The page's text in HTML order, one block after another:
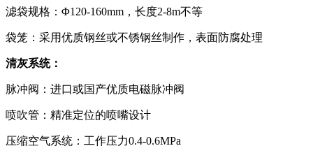
滤袋规格：Φ120-160mm，长度2-8m不等
袋笼：采用优质钢丝或不锈钢丝制作，表面防腐处理
清灰系统：
脉冲阀：进口或国产优质电磁脉冲阀
喷吹管：精准定位的喷嘴设计
压缩空气系统：工作压力0.4-0.6MPa